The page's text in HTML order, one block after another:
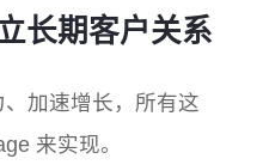
长期客户关系
加速增长，所有这
来实现。